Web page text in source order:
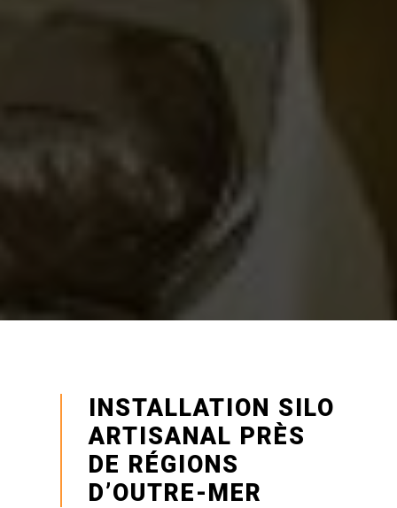
INSTALLATION SILO
ARTISANAL PRÈS
DE RÉGIONS
D’OUTRE-MER